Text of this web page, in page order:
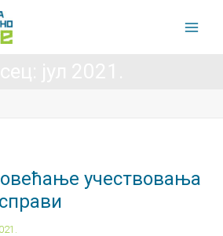
учествовања